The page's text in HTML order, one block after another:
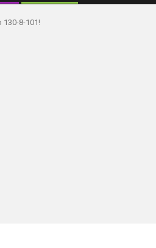
130-8-101!